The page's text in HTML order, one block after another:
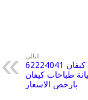
التالي
تصليح طباخات كيفان 62224041
طباخات كيفان
بارخص الاسعار